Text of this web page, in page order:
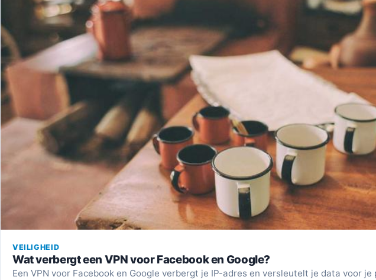
VEILIGHEID
Wat verbergt een VPN voor Facebook en Google?
Een VPN voor Facebook en Google verbergt je IP-adres en versleutelt je data voor je